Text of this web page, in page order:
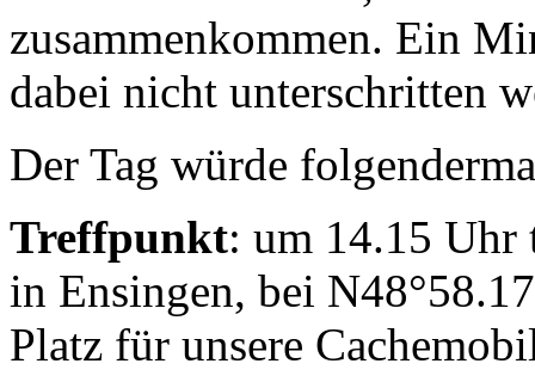
zusammenkommen. Ein
dabei nicht unterschritten
Der Tag würde
Treffpunkt: um 14.15 Uhr
in Ensingen, bei
Platz für unsere